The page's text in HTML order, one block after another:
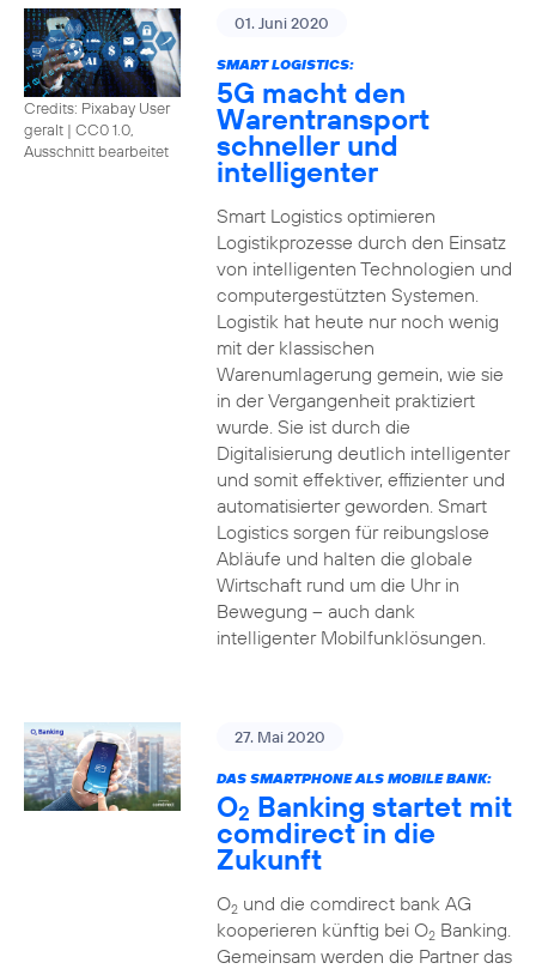
Credits: Pixabay User
geralt | CC0 1.0,
Ausschnitt bearbeitet
01. Juni 2020
SMART LOGISTICS:
5G macht den
Warentransport
schneller und
intelligenter
Smart Logistics optimieren
Logistikprozesse durch den Einsatz
von intelligenten Technologien und
computergestützten Systemen.
Logistik hat heute nur noch wenig
mit der klassischen
Warenumlagerung gemein, wie sie
in der Vergangenheit praktiziert
wurde. Sie ist durch die
Digitalisierung deutlich intelligenter
und somit effektiver, effizienter und
automatisierter geworden. Smart
Logistics sorgen für reibungslose
Abläufe und halten die globale
Wirtschaft rund um die Uhr in
Bewegung – auch dank
intelligenter Mobilfunklösungen.
27. Mai 2020
DAS SMARTPHONE ALS MOBILE BANK:
O2 Banking startet mit
comdirect in die
Zukunft
O2und die comdirect bank AG
kooperieren künftig bei O2Banking.
Gemeinsam werden die Partner das